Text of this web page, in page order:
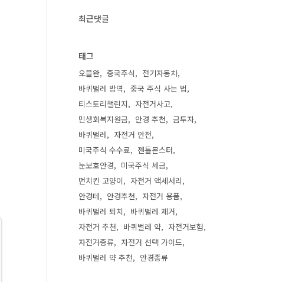
최근댓글
태그
오블완 중국주식
전기자동차
바퀴벌레 방역
중국 주식 사는 법
티스토리챌린지
자전거사고
민생회복지원금
안경 추천
금투자
바퀴벌레
자전거 안전
미국주식 수수료
젠틀몬스터
눈보호안경
미국주식 세금
먼치킨 고양이
자전거 액세서리
안경테
안경추천
자전거 용품
바퀴벌레 퇴치
바퀴벌레 제거
자전거 추천
바퀴벌레 약
자전거보험
자전거종류
자전거 선택 가이드
바퀴벌레 약 추천
안경종류